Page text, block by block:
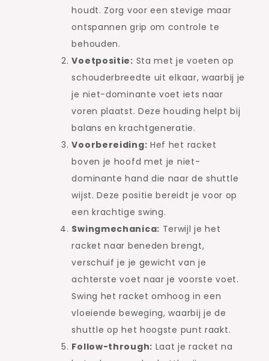
houdt. Zorg voor een stevige maar
ontspannen grip om controle te
behouden.
Voetpositie: Sta met je voeten op
schouderbreedte uit elkaar, waarbij je
je niet-dominante voet iets naar
voren plaatst. Deze houding helpt bij
balans en krachtgeneratie.
Voorbereiding: Hef het racket
boven je hoofd met je niet-
dominante hand die naar de shuttle
wijst. Deze positie bereidt je voor op
een krachtige swing.
Swingmechanica: Terwijl je het
racket naar beneden brengt,
verschuif je je gewicht van je
achterste voet naar je voorste voet.
Swing het racket omhoog in een
vloeiende beweging, waarbij je de
shuttle op het hoogste punt raakt.
Follow-through: Laat je racket na